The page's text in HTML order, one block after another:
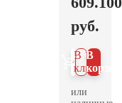
руб.
В
В 1
клик
или